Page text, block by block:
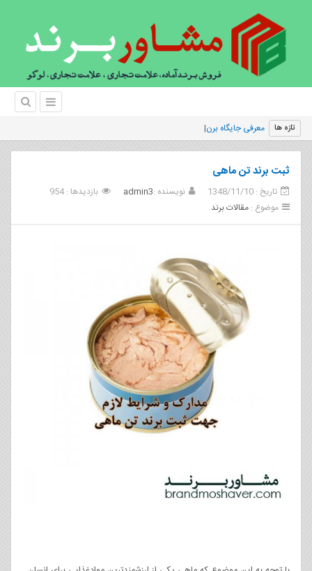
تازه ها معرفی جایگاه برند به مشتریان
ثبت برند تن ماهی
تاریخ : 1348/11/10 نویسنده :admin3
بازدیدها : 954
موضوع : مقالات برند